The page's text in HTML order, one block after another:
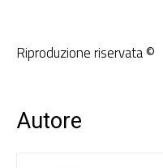
Riproduzione riservata ©
Autore